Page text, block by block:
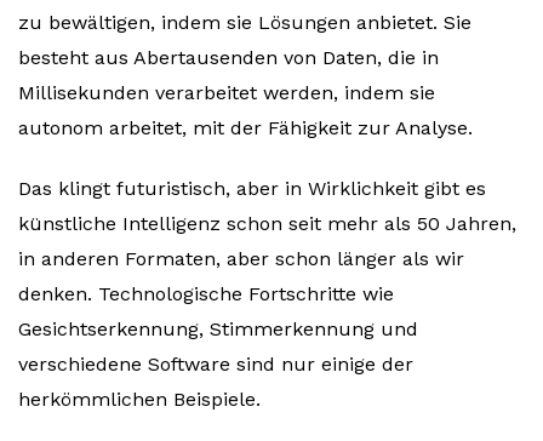
zu bewältigen, indem sie Lösungen anbietet. Sie
besteht aus Abertausenden von Daten, die in
Millisekunden verarbeitet werden, indem sie
autonom arbeitet, mit der Fähigkeit zur Analyse.
Das klingt futuristisch, aber in Wirklichkeit gibt es
künstliche Intelligenz schon seit mehr als 50 Jahren,
in anderen Formaten, aber schon länger als wir
denken. Technologische Fortschritte wie
Gesichtserkennung, Stimmerkennung und
verschiedene Software sind nur einige der
herkömmlichen Beispiele.